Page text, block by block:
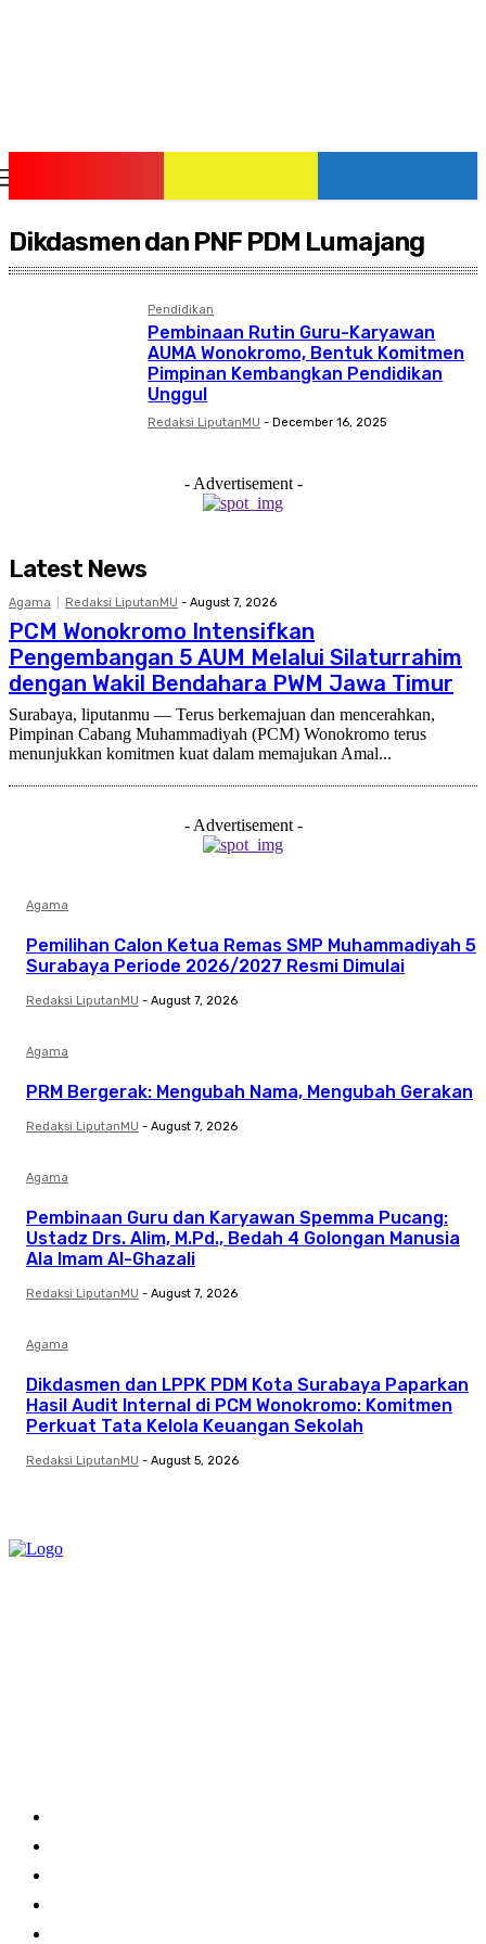
Dikdasmen dan PNF PDM Lumajang
Pendidikan
Pembinaan Rutin Guru-Karyawan
AUMA Wonokromo, Bentuk Komitmen
Pimpinan Kembangkan Pendidikan
Unggul
Redaksi LiputanMU - December 16, 2025
- Advertisement -
Latest News
Agama Redaksi LiputanMU - August 7, 2026
PCM Wonokromo Intensifkan
Pengembangan 5 AUM Melalui Silaturrahim
dengan Wakil Bendahara PWM Jawa Timur
Surabaya, liputanmu — Terus berkemajuan dan mencerahkan,
Pimpinan Cabang Muhammadiyah (PCM) Wonokromo terus
menunjukkan komitmen kuat dalam memajukan Amal...
- Advertisement -
Agama
Pemilihan Calon Ketua Remas SMP Muhammadiyah 5
Surabaya Periode 2026/2027 Resmi Dimulai
Redaksi LiputanMU - August 7, 2026
Agama
PRM Bergerak: Mengubah Nama, Mengubah Gerakan
Redaksi LiputanMU - August 7, 2026
Agama
Pembinaan Guru dan Karyawan Spemma Pucang:
Ustadz Drs. Alim, M.Pd., Bedah 4 Golongan Manusia
Ala Imam Al-Ghazali
Redaksi LiputanMU - August 7, 2026
Agama
Dikdasmen dan LPPK PDM Kota Surabaya Paparkan
Hasil Audit Internal di PCM Wonokromo: Komitmen
Perkuat Tata Kelola Keuangan Sekolah
Redaksi LiputanMU - August 5, 2026